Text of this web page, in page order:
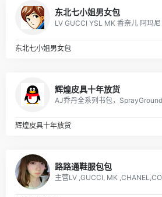
东北七小姐男女包
LV GUCCI YSL MK 香奈儿 阿玛
东北七小姐男女包
辉煌皮具十年放货
辉煌皮具十年放货
路路通鞋服包包